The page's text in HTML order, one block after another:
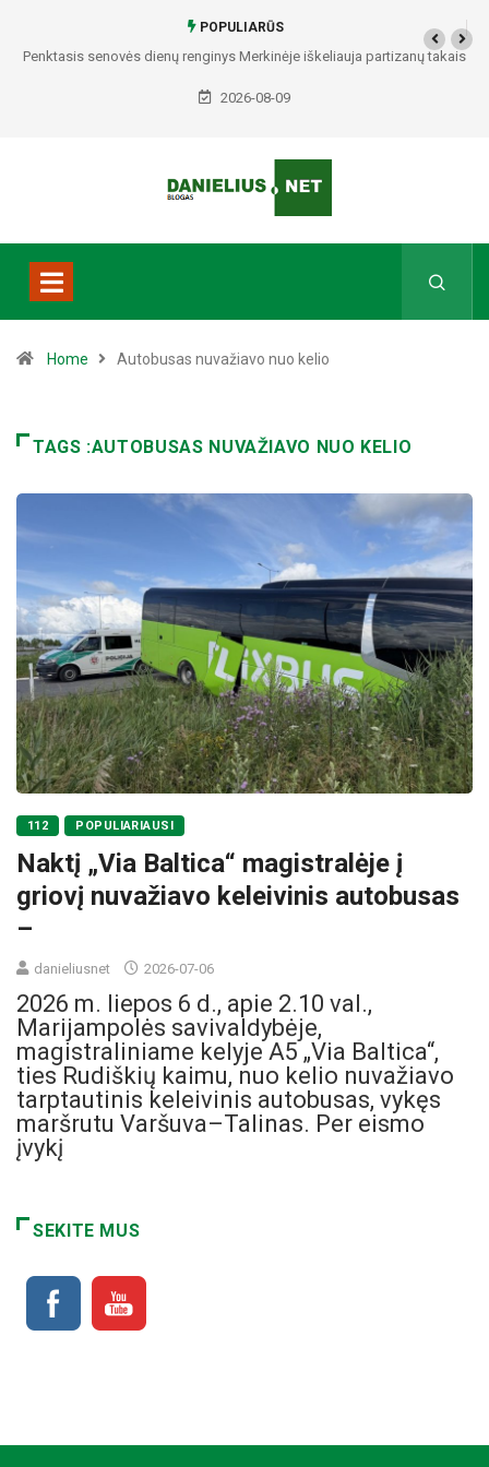
POPULIARŪS
Penktasis senovės dienų renginys Merkinėje iškeliauja partizanų takais
2026-08-09
Home Autobusas nuvažiavo nuo kelio
TAGS :AUTOBUSAS NUVAŽIAVO NUO KELIO
112 POPULIARIAUSI
Naktį „Via Baltica“ magistralėje į
griovį nuvažiavo keleivinis autobusas
–
danieliusnet 2026-07-06
2026 m. liepos 6 d., apie 2.10 val.,
Marijampolės savivaldybėje,
magistraliniame kelyje A5 „Via Baltica“,
ties Rudiškių kaimu, nuo kelio nuvažiavo
tarptautinis keleivinis autobusas, vykęs
maršrutu Varšuva–Talinas. Per eismo
įvykį
SEKITE MUS